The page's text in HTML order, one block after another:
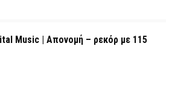
Music | Απονομή – ρεκόρ με 115